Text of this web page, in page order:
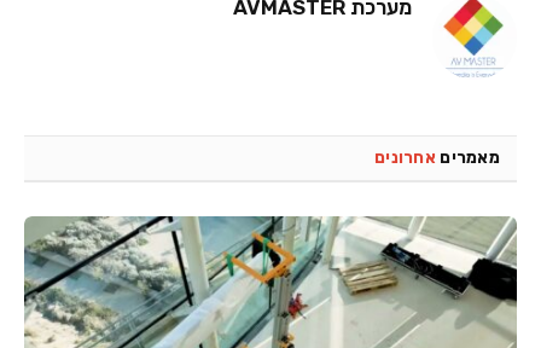
מערכת AVMASTER
מאמרים אחרונים